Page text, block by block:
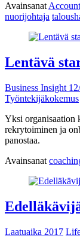
Avainsanat
nuorijohtaja
Lentävä
Business Insight
Työntekijäkokemus
Yksi organisaation
rekrytoiminen ja
panostaa.
Avainsanat
Laatuaika 2017